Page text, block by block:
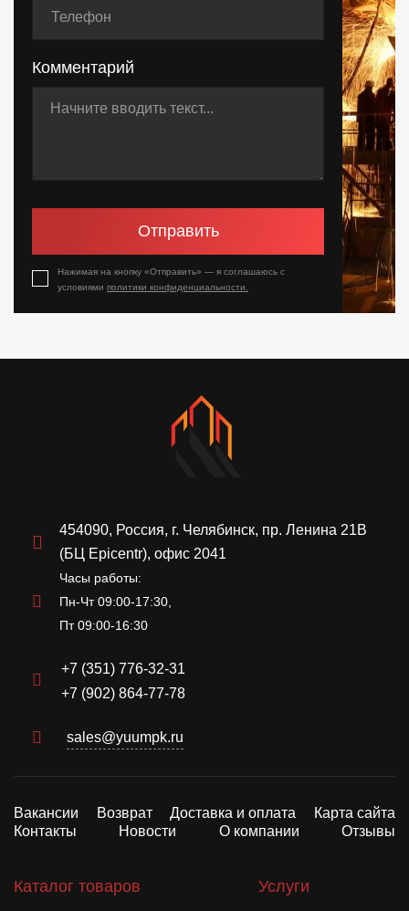
Комментарий
Отправить
Нажимая на кнопку «Отправить» — я соглашаюсь с
условиями политики конфиденциальности.
454090, Россия, г. Челябинск, пр. Ленина 21В
(БЦ Epicentr), офис 2041
Часы работы:
Пн-Чт 09:00-17:30,
Пт 09:00-16:30
+7 (351) 776-32-31
+7 (902) 864-77-78
sales@yuumpk.ru
Вакансии Возврат Доставка и оплата
Карта сайта
Контакты
Новости О компании Отзывы
Каталог товаров Услуги